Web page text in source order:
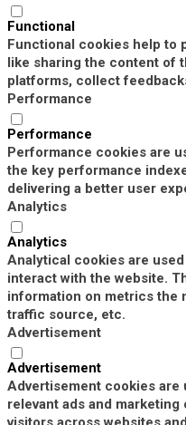
Functional
Functional cookies help
like sharing the content of
platforms, collect
Performance
Performance
Performance cookies are
the key performance
delivering a better user
Analytics
Analytics
Analytical cookies are
interact with the website.
information on metrics the
traffic source, etc.
Advertisement
Advertisement
Advertisement cookies are
relevant ads and